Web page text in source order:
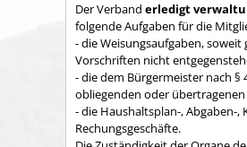
Der Verband erledigt
folgende Aufgaben für die
- die Weisungsaufgaben, soweit
Vorschriften nicht
- die dem Bürgermeister nach §
obliegenden oder
- die Haushaltsplan-, Abgaben-,
Rechungs­geschäfte.